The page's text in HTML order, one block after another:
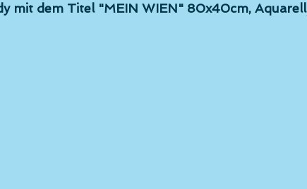
mit dem Titel "MEIN WIEN" 80x40cm,